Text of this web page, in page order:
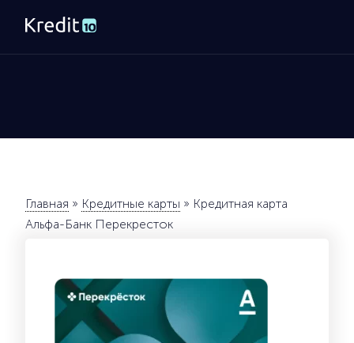
Главная » Кредитные карты » Кредитная карта
Альфа-Банк Перекресток